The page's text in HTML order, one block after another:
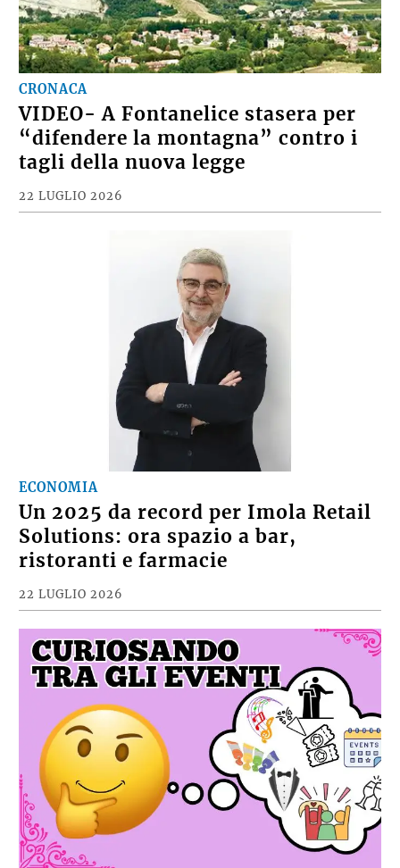
CRONACA
VIDEO- A Fontanelice stasera per
“difendere la montagna” contro i
tagli della nuova legge
22 LUGLIO 2026
ECONOMIA
Un 2025 da record per Imola Retail
Solutions: ora spazio a bar,
ristoranti e farmacie
22 LUGLIO 2026